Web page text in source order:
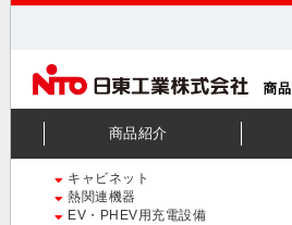
商品紹介
キャビネット
熱関連機器
EV・PHEV用充電設備